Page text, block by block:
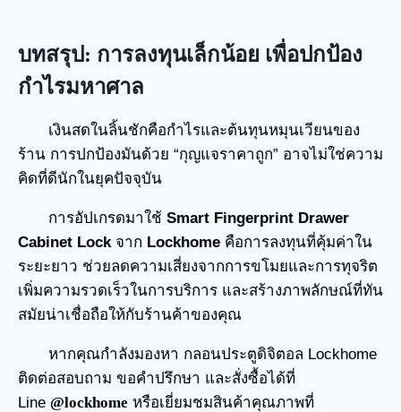
บทสรุป: การลงทุนเล็กน้อย เพื่อปกป้อง
กำไรมหาศาล
เงินสดในลิ้นชักคือกำไรและต้นทุนหมุนเวียนของ
ร้าน การปกป้องมันด้วย “กุญแจราคาถูก” อาจไม่ใช่ความ
คิดที่ดีนักในยุคปัจจุบัน
การอัปเกรดมาใช้ Smart Fingerprint Drawer
Cabinet Lockจาก Lockhome คือการลงทุนที่คุ้มค่าใน
ระยะยาว ช่วยลดความเสี่ยงจากการขโมยและการทุจริต
เพิ่มความรวดเร็วในการบริการ และสร้างภาพลักษณ์ที่ทัน
สมัยน่าเชื่อถือให้กับร้านค้าของคุณ
หากคุณกำลังมองหา กลอนประตูดิจิตอล Lockhome
ติดต่อสอบถาม ขอคำปรึกษา และสั่งซื้อได้ที่
Line @lockhome หรือเยี่ยมชมสินค้าคุณภาพที่